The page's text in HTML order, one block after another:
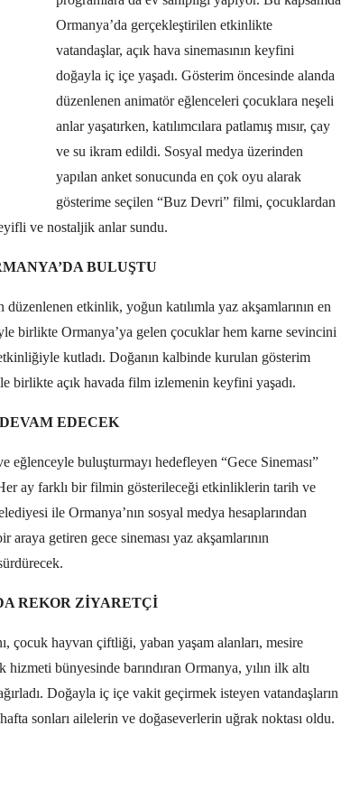
Ormanya’da gerçekleştirilen etkinlikte
vatandaşlar, açık hava sinemasının keyfini
doğayla iç içe yaşadı. Gösterim öncesinde alanda
düzenlenen animatör eğlenceleri çocuklara neşeli
anlar yaşatırken, katılımcılara patlamış mısır, çay
ve su ikram edildi. Sosyal medya üzerinden
yapılan anket sonucunda en çok oyu alarak
gösterime seçilen “Buz Devri” filmi, çocuklardan
ve nostaljik anlar sundu.
BULUŞTU
etkinlik, yoğun katılımla yaz akşamlarının en
birlikte Ormanya’ya gelen çocuklar hem karne sevincini
kutladı. Doğanın kalbinde kurulan gösterim
birlikte açık havada film izlemenin keyfini yaşadı.
EDECEK
eğlenceyle buluşturmayı hedefleyen “Gece Sineması”
ay farklı bir filmin gösterileceği etkinliklerin tarih ve
ile Ormanya’nın sosyal medya hesaplarından
getiren gece sineması yaz akşamlarının
REKOR ZİYARETÇİ
çocuk hayvan çiftliği, yaban yaşam alanları, mesire
bünyesinde barındıran Ormanya, yılın ilk altı
Doğayla iç içe vakit geçirmek isteyen vatandaşların
sonları ailelerin ve doğaseverlerin uğrak noktası oldu.